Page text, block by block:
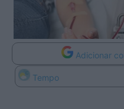
Adicionar
Tempo